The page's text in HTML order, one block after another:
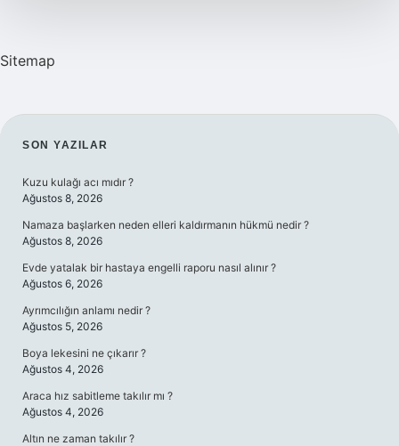
Sitemap
SIDEBAR
SON YAZILAR
Kuzu kulağı acı mıdır ?
Ağustos 8, 2026
Namaza başlarken neden elleri kaldırmanın hükmü nedir ?
Ağustos 8, 2026
Evde yatalak bir hastaya engelli raporu nasıl alınır ?
Ağustos 6, 2026
Ayrımcılığın anlamı nedir ?
Ağustos 5, 2026
Boya lekesini ne çıkarır ?
Ağustos 4, 2026
Araca hız sabitleme takılır mı ?
Ağustos 4, 2026
Altın ne zaman takılır ?